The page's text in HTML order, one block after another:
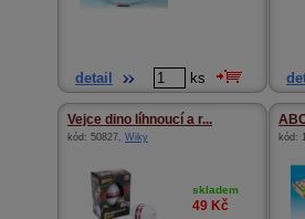
detail ks
Vejce dino líhnoucí a r...
kód: 50827, Wiky
skladem
49 Kč
kód: